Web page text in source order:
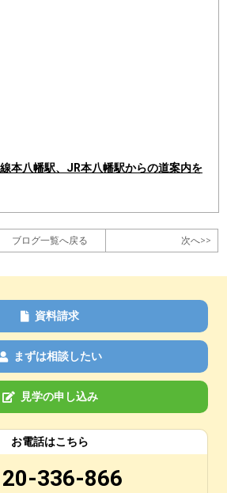
本八幡駅、JR本八幡駅からの道案内を
ブログ一覧へ戻る 次へ>>
資料請求
まずは相談したい
見学の申し込み
お電話はこちら
336-866